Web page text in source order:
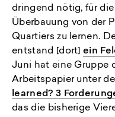
dringend nötig, für
Überbauung von der
Quartiers zu lernen.
entstand [dort]ein
Juni hat eine Gruppe
Arbeitspapier unter
learned? 3
das die bisherige